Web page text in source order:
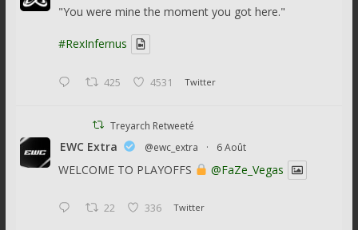
"You were mine the moment you got here."
#RexInfernus
425 4531 Twitter
Treyarch Retweeté
EWC Extra @ewc_extra · 6 Août
WELCOME TO PLAYOFFS @FaZe_Vegas
22 336 Twitter